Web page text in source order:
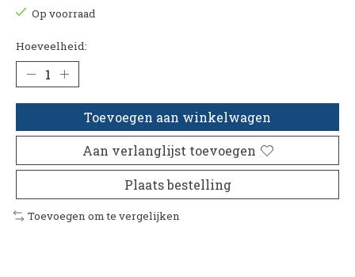
Op voorraad
Hoeveelheid:
Toevoegen aan winkelwagen
Aan verlanglijst toevoegen
Plaats bestelling
Toevoegen om te vergelijken